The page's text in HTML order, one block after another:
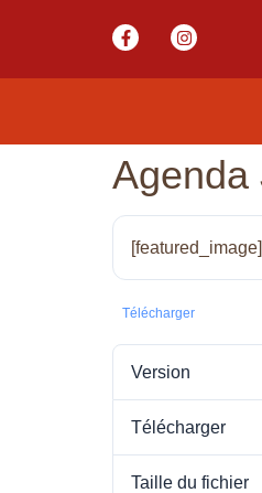
Agenda
[featured_image]
Télécharger
Version
Télécharger
Taille du fichier